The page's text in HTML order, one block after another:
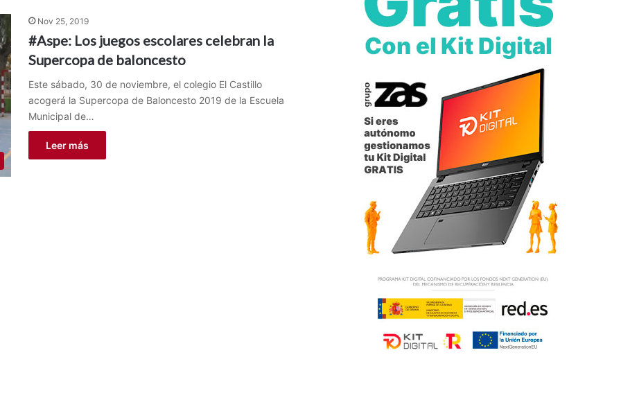
Nov 25, 2019
#Aspe: Los juegos escolares celebran la
Supercopa de baloncesto
Este sábado, 30 de noviembre, el colegio El Castillo
acogerá la Supercopa de Baloncesto 2019 de la Escuela
Municipal de…
Leer más